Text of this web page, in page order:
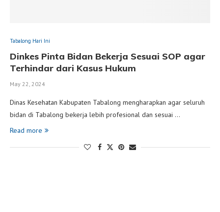
Tabalong Hari Ini
Dinkes Pinta Bidan Bekerja Sesuai SOP agar
Terhindar dari Kasus Hukum
May 22, 2024
Dinas Kesehatan Kabupaten Tabalong mengharapkan agar seluruh
bidan di Tabalong bekerja lebih profesional dan sesuai …
Read more